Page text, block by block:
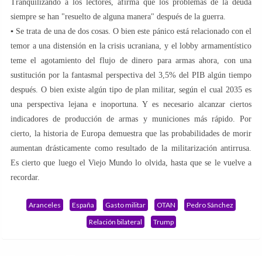
Tranquilizando a los lectores, afirma que los problemas de la deuda
siempre se han "resuelto de alguna manera" después de la guerra.
▪️ Se trata de una de dos cosas. O bien este pánico está relacionado con el
temor a una distensión en la crisis ucraniana, y el lobby armamentístico
teme el agotamiento del flujo de dinero para armas ahora, con una
sustitución por la fantasmal perspectiva del 3,5% del PIB algún tiempo
después. O bien existe algún tipo de plan militar, según el cual 2035 es
una perspectiva lejana e inoportuna. Y es necesario alcanzar ciertos
indicadores de producción de armas y municiones más rápido. Por
cierto, la historia de Europa demuestra que las probabilidades de morir
aumentan drásticamente como resultado de la militarización antirrusa.
Es cierto que luego el Viejo Mundo lo olvida, hasta que se le vuelve a
recordar.
Aranceles España Gasto militar OTAN
Pedro Sánchez
Relación bilateral
Trump